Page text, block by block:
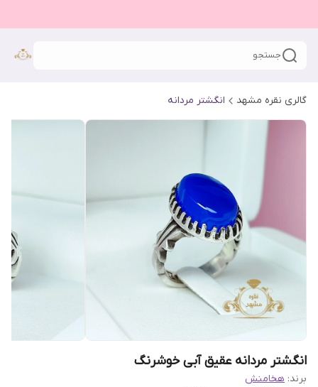
جستجو
گالری نقره مشهد انگشتر مردانه
انگشتر مردانه عقیق آبی خوشرنگ
برند: هخامنش